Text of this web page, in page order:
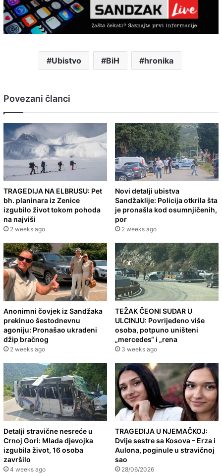
Ubistvo BiH hronika
Povezani članci
TRAGEDIJA NA ELBRUSU: Pet
bh. planinara iz Zenice
izgubilo život tokom pohoda
na najviši
2 weeks ago
Novi detalji ubistva
Sandžaklije: Policija otkrila šta
je pronašla kod osumnjičenih,
por
2 weeks ago
Anonimni čovjek iz Sandžaka
prekinuo šestodnevnu
agoniju: Pronašao ukradeni
džip bračnog
2 weeks ago
TEŽAK ČEONI SUDAR U
ULCINJU: Povrijeđeno više
osoba, potpuno uništeni
„mercedes“ i „rena
3 weeks ago
Detalji stravične nesreće u
Crnoj Gori: Mlada djevojka
izgubila život, 16 osoba
završilo
4 weeks ago
TRAGEDIJA U NJEMAČKOJ:
Dvije sestre sa Kosova – Erza i
Aulona, poginule u stravičnoj
sao
28/06/2026